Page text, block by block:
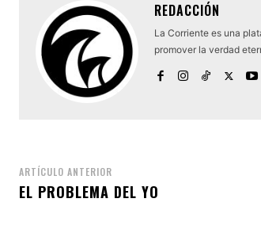
REDACCIÓN
La Corriente es una
promover la verdad
ARTÍCULO ANTERIOR
EL PROBLEMA DEL YO